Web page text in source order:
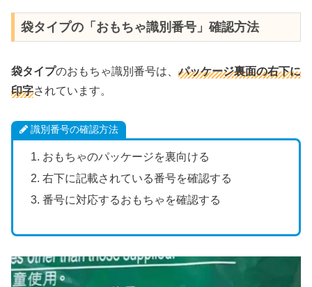
袋タイプの「おもちゃ識別番号」確認方法
袋タイプのおもちゃ識別番号は、パッケージ裏面の右下に
印字されています。
識別番号の確認方法
おもちゃのパッケージを裏向ける
右下に記載されている番号を確認する
番号に対応するおもちゃを確認する